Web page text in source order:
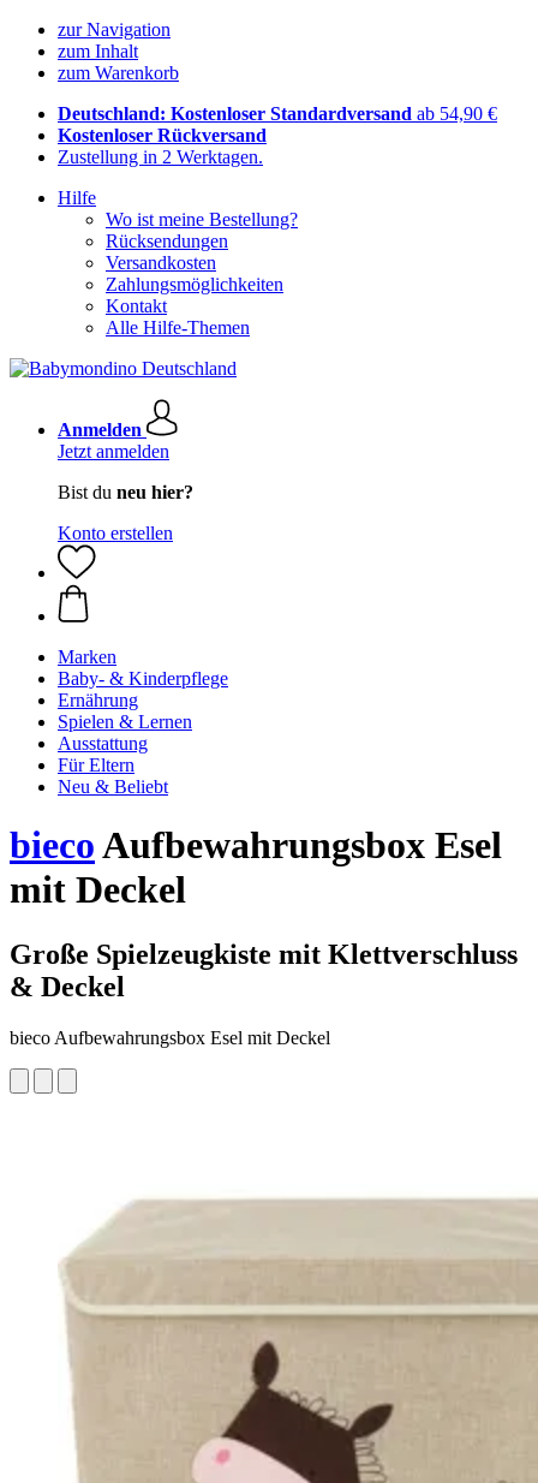
zur Navigation
zum Inhalt
zum Warenkorb
Deutschland: Kostenloser Standardversand ab 54,90 €
Kostenloser Rückversand
Zustellung in 2 Werktagen.
Hilfe
Wo ist meine Bestellung?
Rücksendungen
Versandkosten
Zahlungsmöglichkeiten
Kontakt
Alle Hilfe-Themen
Anmelden
Jetzt anmelden
Bist du neu hier?
Konto erstellen
Marken
Baby- & Kinderpflege
Ernährung
Spielen & Lernen
Ausstattung
Für Eltern
Neu & Beliebt
biecoAufbewahrungsbox Esel
mit Deckel
Große Spielzeugkiste mit Klettverschluss
& Deckel
bieco Aufbewahrungsbox Esel mit Deckel